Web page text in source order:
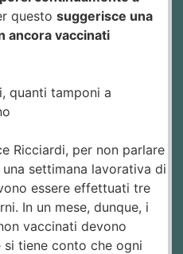
questo suggerisce una
ancora vaccinati
quanti tamponi a
Ricciardi, per non parlare
settimana lavorativa di
essere effettuati tre
In un mese, dunque, i
vaccinati devono
tiene conto che ogni